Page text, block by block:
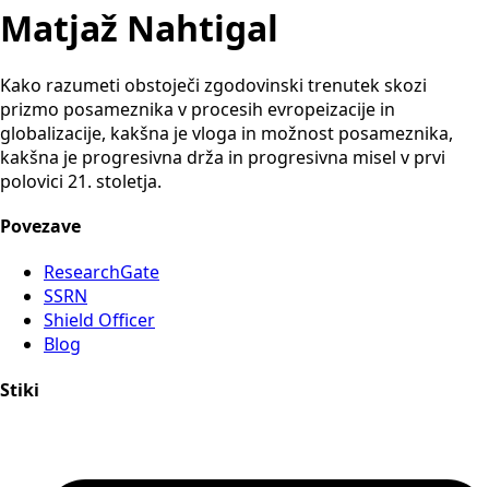
Matjaž Nahtigal
Kako razumeti obstoječi zgodovinski trenutek skozi
prizmo posameznika v procesih evropeizacije in
globalizacije, kakšna je vloga in možnost posameznika,
kakšna je progresivna drža in progresivna misel v prvi
polovici 21. stoletja.
Povezave
ResearchGate
SSRN
Shield Officer
Blog
Stiki